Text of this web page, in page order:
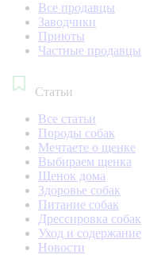
Все продавцы
Заводчики
Приюты
Частные продавцы
Статьи
Все статьи
Породы собак
Мечтаете о щенке
Выбираем щенка
Щенок дома
Здоровье собак
Питание собак
Дрессировка собак
Уход и содержание
Новости